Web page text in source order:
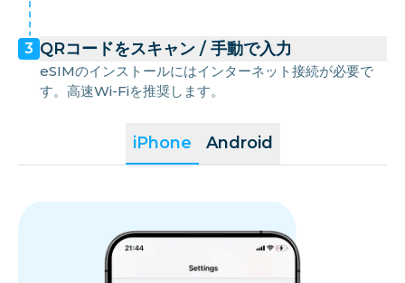
iPhone Android
3 QRコードをスキャン / 手動で入力
eSIMのインストールにはインターネット接続が必要で
す。高速Wi-Fiを推奨します。